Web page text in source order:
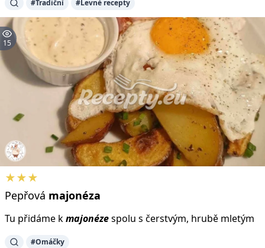
#Tradiční #Levné recepty
15
★★★
Pepřová majonéza
Tu přidáme kmajonézespolu s čerstvým, hrubě mletým
#Omáčky